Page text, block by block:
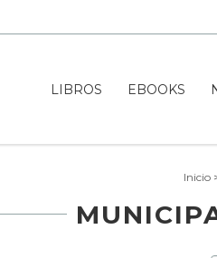
LIBROS EBOOKS
Inicio